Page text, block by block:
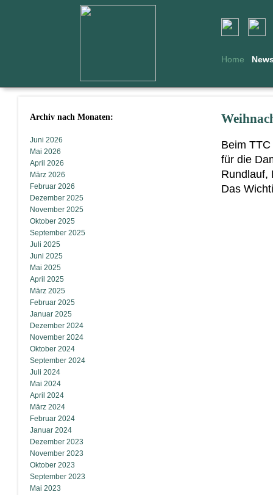
Home
Archiv nach Monaten:
Juni 2026
Mai 2026
April 2026
März 2026
Februar 2026
Dezember 2025
November 2025
Oktober 2025
September 2025
Juli 2025
Juni 2025
Mai 2025
April 2025
März 2025
Februar 2025
Januar 2025
Dezember 2024
November 2024
Oktober 2024
September 2024
Juli 2024
Mai 2024
April 2024
März 2024
Februar 2024
Januar 2024
Dezember 2023
November 2023
Oktober 2023
September 2023
Mai 2023
Beim
für die
Rundlauf,
Das